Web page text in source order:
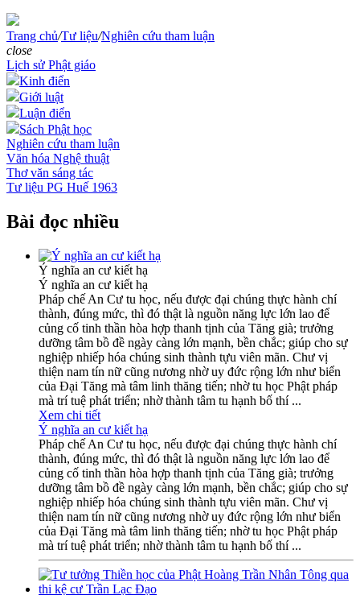
Trang chủ/Tư liệu/Nghiên cứu tham luận
close
Lịch sử Phật giáo
Kinh điển
Giới luật
Luận điển
Sách Phật học
Nghiên cứu tham luận
Văn hóa Nghệ thuật
Thơ văn sáng tác
Tư liệu PG Huế 1963
Bài đọc nhiều
Ý nghĩa an cư kiết hạ
Ý nghĩa an cư kiết hạ
Pháp chế An Cư tu học, nếu được đại chúng thực hành chí
thành, đúng mức, thì đó thật là nguồn năng lực lớn lao để
củng cố tinh thần hòa hợp thanh tịnh của Tăng già; trưởng
dưỡng tâm bồ đề ngày càng lớn mạnh, bền chắc; giúp cho sự
nghiệp nhiếp hóa chúng sinh thành tựu viên mãn. Chư vị
thiện nam tín nữ cũng nương nhờ uy đức rộng lớn như biển
của Đại Tăng mà tâm linh thăng tiến; nhờ tu học Phật pháp
mà trí tuệ phát triển; nhờ thành tâm tu hạnh bố thí ...
Xem chi tiết
Ý nghĩa an cư kiết hạ
Pháp chế An Cư tu học, nếu được đại chúng thực hành chí
thành, đúng mức, thì đó thật là nguồn năng lực lớn lao để
củng cố tinh thần hòa hợp thanh tịnh của Tăng già; trưởng
dưỡng tâm bồ đề ngày càng lớn mạnh, bền chắc; giúp cho sự
nghiệp nhiếp hóa chúng sinh thành tựu viên mãn. Chư vị
thiện nam tín nữ cũng nương nhờ uy đức rộng lớn như biển
của Đại Tăng mà tâm linh thăng tiến; nhờ tu học Phật pháp
mà trí tuệ phát triển; nhờ thành tâm tu hạnh bố thí ...